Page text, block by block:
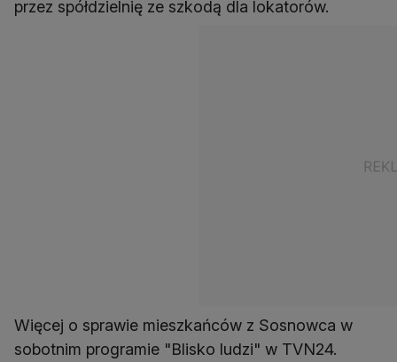
przez spółdzielnię ze szkodą dla lokatorów.
Więcej o sprawie mieszkańców z Sosnowca w
sobotnim programie "Blisko ludzi" w TVN24.